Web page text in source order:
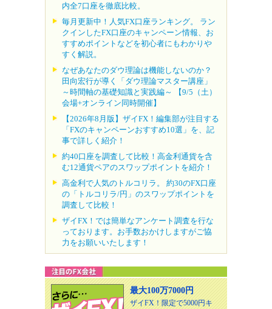
内全7口座を徹底比較。
毎月更新中！人気FX口座ランキング。 ラン
クインしたFX口座のキャンペーン情報、お
すすめポイントなどを初心者にもわかりや
すく解説。
なぜあなたのダウ理論は機能しないのか？
田向宏行が導く「ダウ理論マスター講座」
～時間軸の基礎知識と実践編～ 【9/5（土）
会場+オンライン同時開催】
【2026年8月版】ザイFX！編集部が注目する
「FXのキャンペーンおすすめ10選」を、記
事で詳しく紹介！
約40口座を調査して比較！高金利通貨を含
む12通貨ペアのスワップポイントを紹介！
高金利で人気のトルコリラ。 約30のFX口座
の「トルコリラ/円」のスワップポイントを
調査して比較！
ザイFX！では簡単なアンケート調査を行な
っております。お手数おかけしますがご協
力をお願いいたします！
最大100万7000円
ザイFX！限定で5000円キ